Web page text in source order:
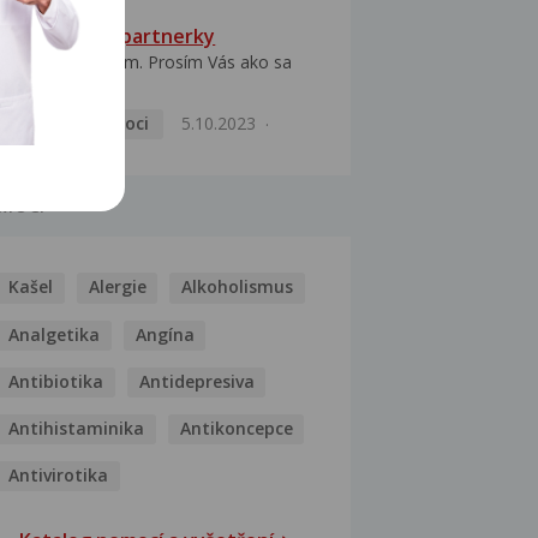
HPV typ 52 u partnerky
Dobrý deň prajem. Prosím Vás ako sa
Pohlavní nemoci
5.10.2023
Kašel Alergie Alkoholismus
Analgetika Angína
Antibiotika Antidepresiva
Antihistaminika Antikoncepce
Antivirotika